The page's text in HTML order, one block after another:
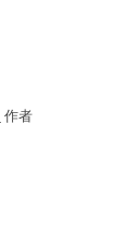
作者